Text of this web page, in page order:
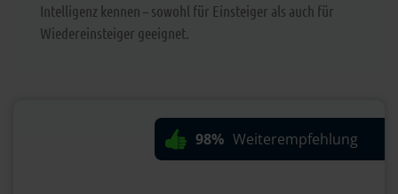
Intelligenz kennen – sowohl für Einsteiger als auch für
Wiedereinsteiger geeignet.
98% Weiterempfehlung